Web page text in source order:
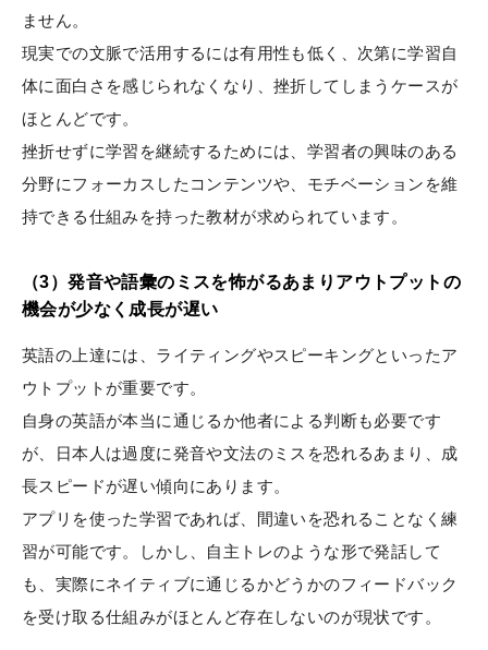
ません。
現実での文脈で活用するには有用性も低く、次第に学習自
体に面白さを感じられなくなり、挫折してしまうケースが
ほとんどです。
挫折せずに学習を継続するためには、学習者の興味のある
分野にフォーカスしたコンテンツや、モチベーションを維
持できる仕組みを持った教材が求められています。
（3）発音や語彙のミスを怖がるあまりアウトプットの
機会が少なく成長が遅い
英語の上達には、ライティングやスピーキングといったア
ウトプットが重要です。
自身の英語が本当に通じるか他者による判断も必要です
が、日本人は過度に発音や文法のミスを恐れるあまり、成
長スピードが遅い傾向にあります。
アプリを使った学習であれば、間違いを恐れることなく練
習が可能です。しかし、自主トレのような形で発話して
も、実際にネイティブに通じるかどうかのフィードバック
を受け取る仕組みがほとんど存在しないのが現状です。